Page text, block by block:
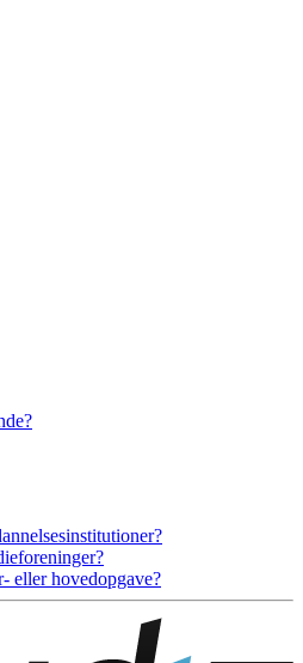
eller hovedopgave?